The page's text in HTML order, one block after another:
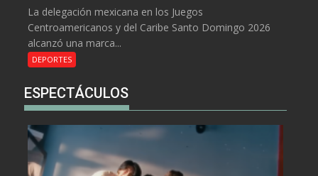
La delegación mexicana en los Juegos
Centroamericanos y del Caribe Santo Domingo 2026
alcanzó una marca...
DEPORTES
ESPECTÁCULOS